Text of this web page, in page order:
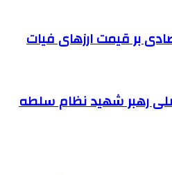
بر قیمت ارزهای فیات
رهبر شهید نظام سلطه